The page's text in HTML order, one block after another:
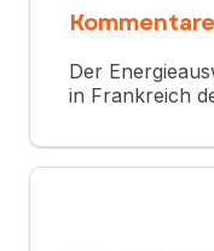
Ob Sie einen
Kommentare
Der
in Frankreich